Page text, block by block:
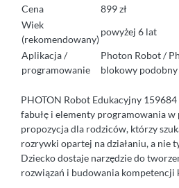
Cena
899 zł
Wiek
(rekomendowany)
powyżej 6 lat
Aplikacja /
programowanie
Photon Robot /
blokowy
PHOTON Robot Edukacyjny 159684
fabułę i elementy programowania
propozycja dla rodziców, którzy
rozrywki opartej na działaniu, a nie
Dziecko dostaje narzędzie do
rozwiązań i budowania kompetencji